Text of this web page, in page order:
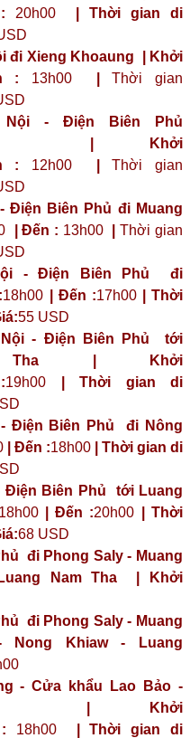
20h00 | Thời gian di
đi Xieng Khoaung | Khởi
: 13h00|Thời gian
- Điện Biên Phủ
Khởi
: 12h00|Thời gian
Điện Biên Phủ đi Muang
| Đến : 13h00|Thời gian
- Điện Biên Phủ đi
18h00 | Đến :17h00| Thời
55 USD
- Điện Biên Phủ tới
Tha | Khởi
19h00 | Thời gian di
Điện Biên Phủ đi Nông
| Đến :18h00 | Thời gian di
Điện Biên Phủ tới Luang
18h00| Đến :20h00 | Thời
68 USD
đi Phong Saly - Muang
Nam Tha | Khởi
đi Phong Saly - Muang
Nong Khiaw - Luang
- Cửa khẩu Lao Bảo -
| Khởi
18h00| Thời gian di